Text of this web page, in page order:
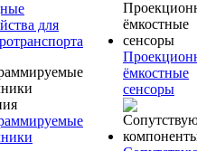
для
ёмкостные
сенсоры